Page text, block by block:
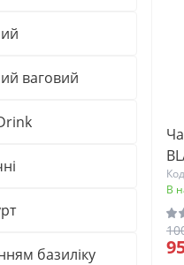
ваговий
базиліку
В